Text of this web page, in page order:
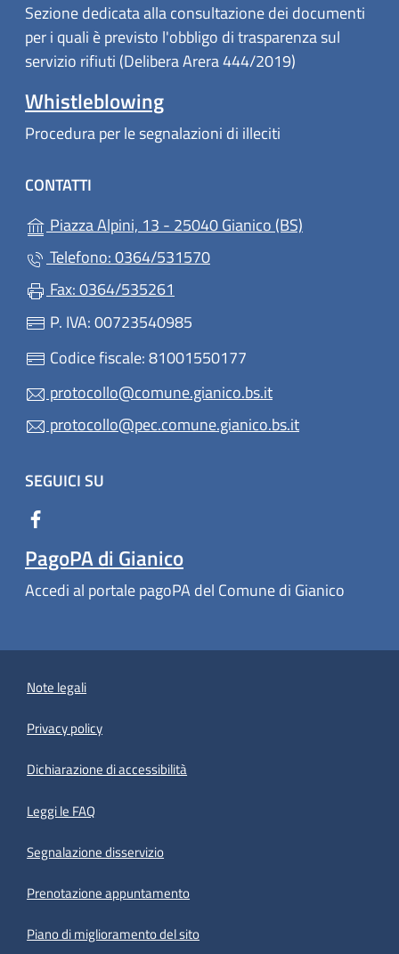
Sezione dedicata alla consultazione dei documenti
per i quali è previsto l'obbligo di trasparenza sul
servizio rifiuti (Delibera Arera 444/2019)
Whistleblowing
Procedura per le segnalazioni di illeciti
CONTATTI
Piazza Alpini, 13 - 25040 Gianico (BS)
Telefono: 0364/531570
Fax: 0364/535261
P. IVA: 00723540985
Codice fiscale: 81001550177
protocollo@comune.gianico.bs.it
protocollo@pec.comune.gianico.bs.it
SEGUICI SU
PagoPA di Gianico
Accedi al portale pagoPA del Comune di Gianico
Note legali
Privacy policy
Dichiarazione di accessibilità
Leggi le FAQ
Segnalazione disservizio
Prenotazione appuntamento
Piano di miglioramento del sito